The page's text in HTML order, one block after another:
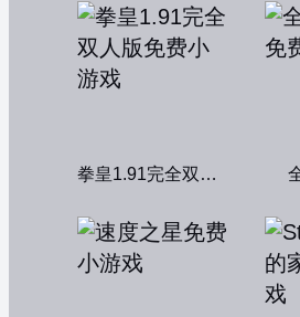
拳皇1.91完全双人版